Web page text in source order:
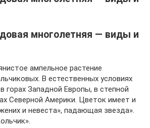
многолетняя — виды и
ампельное растение
В естественных условиях
горах Западной Европы, в степной
Северной Америки. Цветок имеет и
и невеста», падающая звезда».